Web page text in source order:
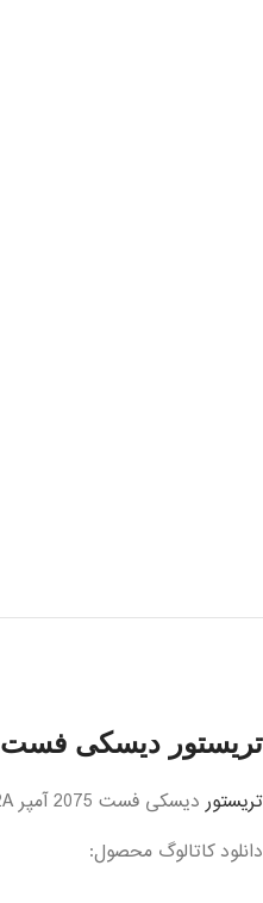
تریستور دیسکی فست 2075 آمپر WESTCODE R2075MC12A
تریستور دیسکی فست 2075 آمپر WESTCODE R2075MC12A با کد فنی R2075MC12A شناخته می شود.
دانلود کاتالوگ محصول: